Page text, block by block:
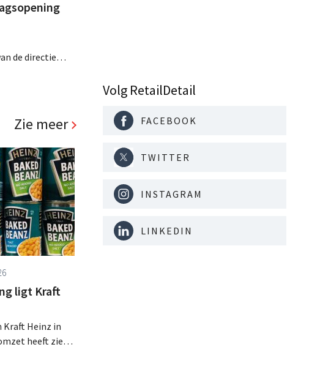
de directie
Zie meer
ligt Kraft
Kraft Heinz in
heeft zien
Volg RetailDetail
FACEBOOK
TWITTER
INSTAGRAM
LINKEDIN